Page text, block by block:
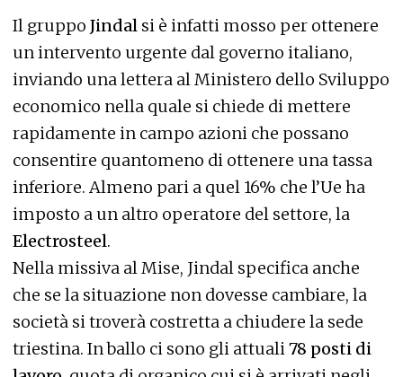
Il gruppo Jindal si è infatti mosso per ottenere
un intervento urgente dal governo italiano,
inviando una lettera al Ministero dello Sviluppo
economico nella quale si chiede di mettere
rapidamente in campo azioni che possano
consentire quantomeno di ottenere una tassa
inferiore. Almeno pari a quel 16% che l’Ue ha
imposto a un altro operatore del settore, la
Electrosteel.
Nella missiva al Mise, Jindal specifica anche
che se la situazione non dovesse cambiare, la
società si troverà costretta a chiudere la sede
triestina. In ballo ci sono gli attuali78 posti di